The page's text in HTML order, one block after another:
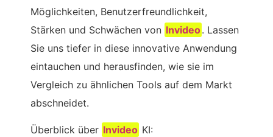
Möglichkeiten, Benutzerfreundlichkeit,
Stärken und Schwächen von Invideo. Lassen
Sie uns tiefer in diese innovative Anwendung
eintauchen und herausfinden, wie sie im
Vergleich zu ähnlichen Tools auf dem Markt
abschneidet.
Überblick über Invideo KI: